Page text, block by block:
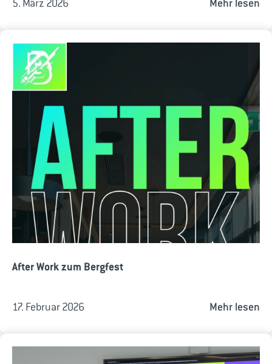
5. März 2026 Mehr lesen
After Work zum Bergfest
17. Februar 2026 Mehr lesen